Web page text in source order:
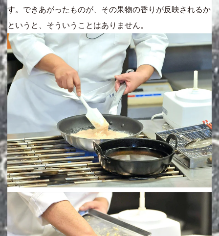
す。できあがったものが、その果物の香りが反映されるか
というと、そういうことはありません。